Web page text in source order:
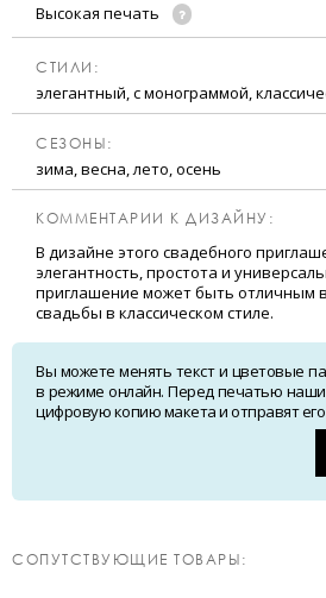
Высокая печать
CТИЛИ:
элегантный, с монограммой,
CЕЗОНЫ:
зима, весна, лето, осень
КОММЕНТАРИИ К ДИЗАЙНУ:
В дизайне этого свадебного
элегантность, простота и
приглашение может быть отличным
свадьбы в классическом стиле.
Вы можете менять текст и цветовые
в режиме онлайн. Перед печатью
цифровую копию макета и отправят его
CОПУТСТВУЮЩИЕ ТОВАРЫ: